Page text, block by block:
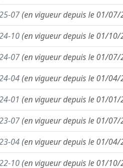
07(en vigueur depuis le 01/
10(en vigueur depuis le 01/
07(en vigueur depuis le 01/
04(en vigueur depuis le 01/
01 (en vigueur depuis le 01/
07(en vigueur depuis le 01/
04(en vigueur depuis le 01/
10(en vigueur depuis le 01/